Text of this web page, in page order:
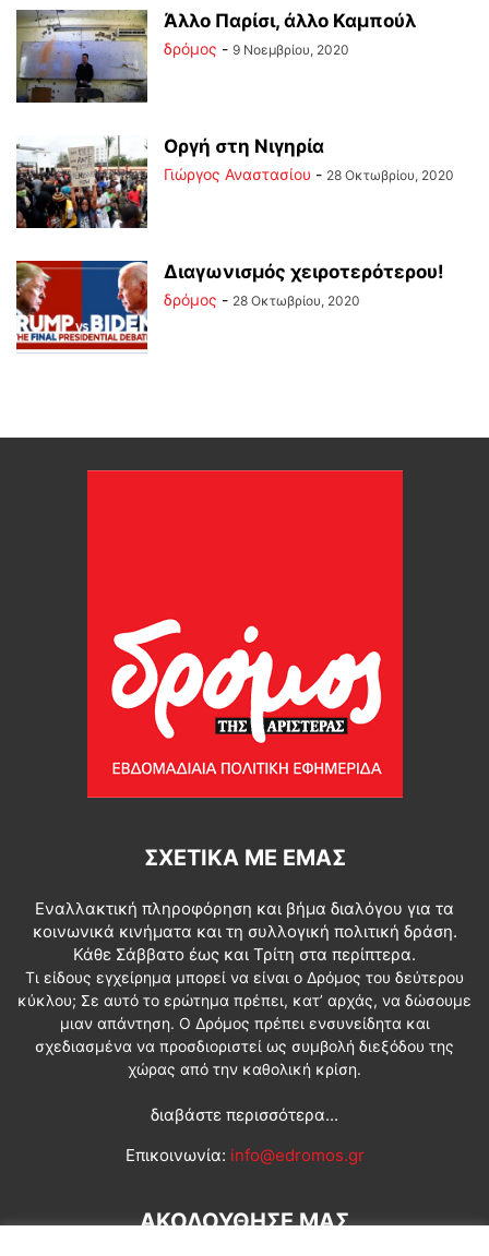
Άλλο Παρίσι, άλλο Καμπούλ
δρόμος - 9 Νοεμβρίου, 2020
Οργή στη Νιγηρία
Γιώργος Αναστασίου - 28 Οκτωβρίου, 2020
Διαγωνισμός χειροτερότερου!
δρόμος - 28 Οκτωβρίου, 2020
ΣΧΕΤΙΚΆ ΜΕ ΕΜΆΣ
Εναλλακτική πληροφόρηση και βήμα διαλόγου για τα
κοινωνικά κινήματα και τη συλλογική πολιτική δράση.
Κάθε Σάββατο έως και Τρίτη στα περίπτερα.
Τι είδους εγχείρημα μπορεί να είναι ο Δρόμος του δεύτερου
κύκλου; Σε αυτό το ερώτημα πρέπει, κατ’ αρχάς, να δώσουμε
μιαν απάντηση. Ο Δρόμος πρέπει ενσυνείδητα και
σχεδιασμένα να προσδιοριστεί ως συμβολή διεξόδου της
χώρας από την καθολική κρίση.
διαβάστε περισσότερα...
Επικοινωνία: info@edromos.gr
ΑΚΟΛΟΥΘΗΣΕ ΜΑΣ